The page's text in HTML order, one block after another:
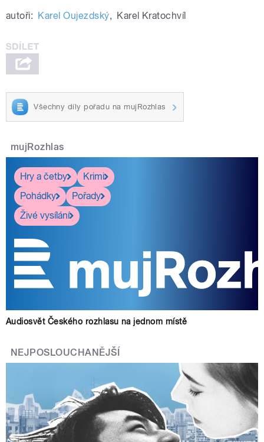
autoři: Karel Oujezdský, Karel Kratochvíl
Všechny díly pořadu na mujRozhlas
mujRozhlas
Hry a četby
Krimi
Pohádky
Pořady
Živé vysílání
Audiosvět Českého rozhlasu na jednom místě
NEJPOSLOUCHANĚJŠÍ